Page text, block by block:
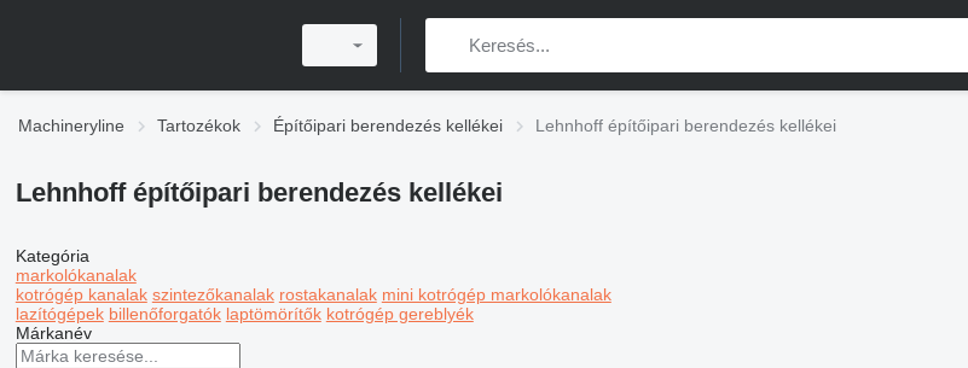
Machineryline Tartozékok Építőipari berendezés kellékei Lehnhoff építőipari berendezés kellékei
Lehnhoff építőipari berendezés kellékei
Kategória
markolókanalak
kotrógép kanalak szintezőkanalak rostakanalak mini kotrógép markolókanalak
lazítógépek billenőforgatók laptömörítők kotrógép gereblyék
Márkanév